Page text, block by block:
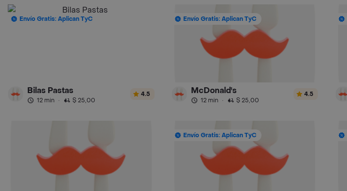
Envío Gratis: Aplican TyC
Bilas Pastas
12 min · $ 25,00
4.5
Envío Gratis: Aplican TyC
McDonald's
12 min · $ 25,00
4.5
Envío Gratis: Aplican TyC